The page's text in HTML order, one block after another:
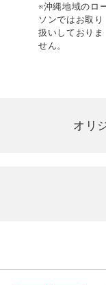
※沖縄地域のロ
ソンではお取り
扱いしておりま
せん。
オリ